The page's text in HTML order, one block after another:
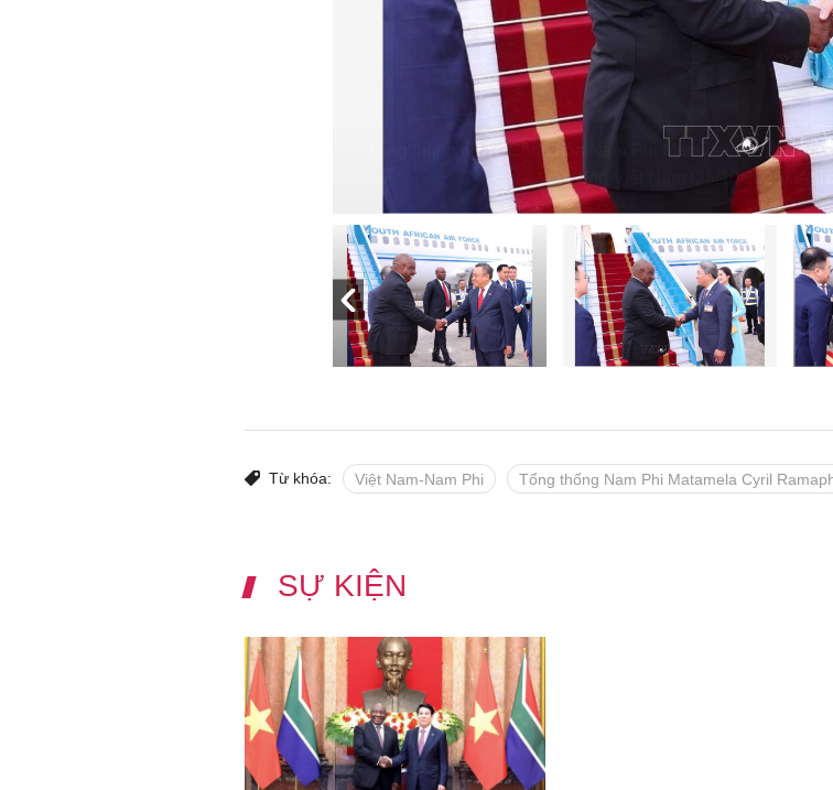
Tổng thống nước Cộng hòa Nam Phi Matamela Cyril
đến Việt Nam (23/10/2025).
Từ khóa: Việt Nam-Nam Phi Tổng thống Nam Phi Matamela Cyril
SỰ KIỆN